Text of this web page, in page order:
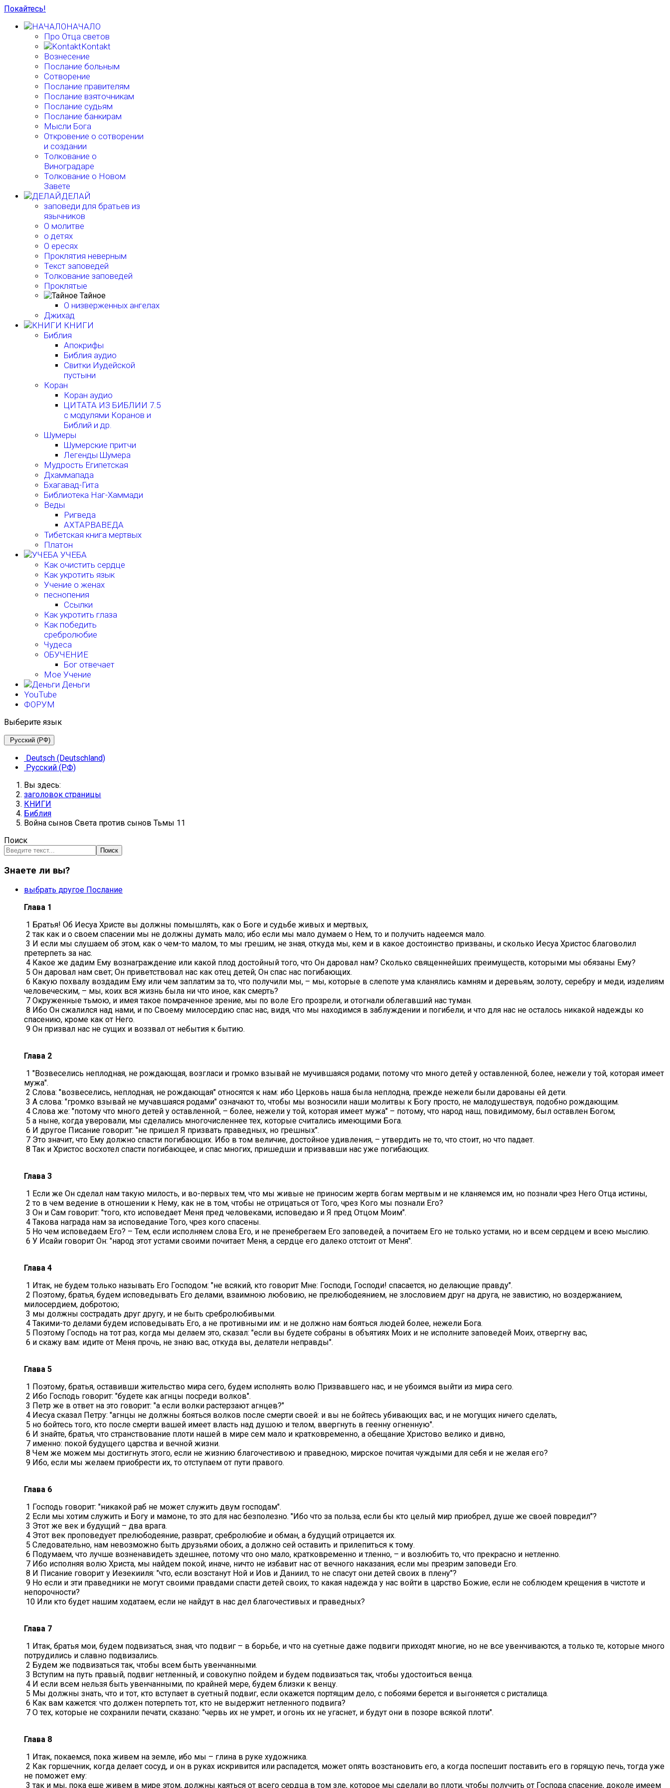
Покайтесь!
НАЧАЛО
Про Отца светов
Kontakt
Вознесение
Послание больным
Сотворение
Послание правителям
Послание взяточникам
Послание судьям
Послание банкирам
Мысли Бога
Откровение о сотворении
и создании
Толкование о
Виноградаре
Толкование о Новом
Завете
ДЕЛАЙ
заповеди для братьев из
язычников
О молитве
о детях
О ересях
Проклятия неверным
Текст заповедей
Толкование заповедей
Проклятые
Тайное
О низверженных ангелах
Джихад
КНИГИ
Библия
Апокрифы
Библия аудио
Свитки Иудейской
пустыни
Коран
Коран аудио
ЦИТАТА ИЗ БИБЛИИ 7.5
с модулями Коранов и
Библий и др.
Шумеры
Шумерские притчи
Легенды Шумера
Мудрость Египетская
Дхаммапада
Бхагавад-Гита
Библиотека Наг-Хаммади
Веды
Ригведа
АХТАРВАВЕДА
Тибетская книга мертвых
Платон
УЧЕБА
Как очистить сердце
Как укротить язык
Учение о женах
песнопения
Ссылки
Как укротить глаза
Как победить
сребролюбие
Чудеса
ОБУЧЕНИЕ
Бог отвечает
Мое Учение
Деньги
YouTube
ФОРУМ
Выберите язык
Русский (РФ)
Deutsch (Deutschland)
Русский (РФ)
Вы здесь:
заголовок страницы
КНИГИ
Библия
Война сынов Света против сынов Тьмы 11
Поиск
Поиск
Знаете ли вы?
выбрать другое Послание
Глава 1
1 Братья! Об Иесуа Христе вы должны помышлять, как о Боге и судьбе живых и мертвых,
2 так как и о своем спасении мы не должны думать мало; ибо если мы мало думаем о Нем, то и получить надеемся мало.
3 И если мы слушаем об этом, как о чем-то малом, то мы грешим, не зная, откуда мы, кем и в какое достоинство призваны, и сколько Иесуа Христос благоволил
претерпеть за нас.
4 Какое же дадим Ему вознаграждение или какой плод достойный того, что Он даровал нам? Сколько священнейших преимуществ, которыми мы обязаны Ему?
5 Он даровал нам свет; Он приветствовал нас как отец детей; Он спас нас погибающих.
6 Какую похвалу воздадим Ему или чем заплатим за то, что получили мы, – мы, которые в слепоте ума кланялись камням и деревьям, золоту, серебру и меди, изделиям
человеческим, – мы, коих вся жизнь была ни что иное, как смерть?
7 Окруженные тьмою, и имея такое помраченное зрение, мы по воле Его прозрели, и отогнали облегавший нас туман.
8 Ибо Он сжалился над нами, и по Своему милосердию спас нас, видя, что мы находимся в заблуждении и погибели, и что для нас не осталось никакой надежды ко
спасению, кроме как от Него.
9 Он призвал нас не сущих и воззвал от небытия к бытию.
Глава 2
1 "Возвеселись неплодная, не рождающая, возгласи и громко взывай не мучившаяся родами; потому что много детей у оставленной, более, нежели у той, которая имеет
мужа".
2 Слова: "возвеселись, неплодная, не рождающая" относятся к нам: ибо Церковь наша была неплодна, прежде нежели были дарованы ей дети.
3 А слова: "громко взывай не мучавшаяся родами" означают то, чтобы мы возносили наши молитвы к Богу просто, не малодушествуя, подобно рождающим.
4 Слова же: "потому что много детей у оставленной, – более, нежели у той, которая имеет мужа" – потому, что народ наш, повидимому, был оставлен Богом;
5 а ныне, когда уверовали, мы сделались многочисленнее тех, которые считались имеющими Бога.
6 И другое Писание говорит: "не пришел Я призвать праведных, но грешных".
7 Это значит, что Ему должно спасти погибающих. Ибо в том величие, достойное удивления, – утвердить не то, что стоит, но что падает.
8 Так и Христос восхотел спасти погибающее, и спас многих, пришедши и призвавши нас уже погибающих.
Глава 3
1 Если же Он сделал нам такую милость, и во-первых тем, что мы живые не приносим жертв богам мертвым и не кланяемся им, но познали чрез Него Отца истины,
2 то в чем ведение в отношении к Нему, как не в том, чтобы не отрицаться от Того, чрез Кого мы познали Его?
3 Он и Сам говорит: "того, кто исповедает Меня пред человеками, исповедаю и Я пред Отцом Моим".
4 Такова награда нам за исповедание Того, чрез кого спасены.
5 Но чем исповедаем Его? – Тем, если исполняем слова Его, и не пренебрегаем Его заповедей, а почитаем Его не только устами, но и всем сердцем и всею мыслию.
6 У Исайи говорит Он: "народ этот устами своими почитает Меня, а сердце его далеко отстоит от Меня".
Глава 4
1 Итак, не будем только называть Его Господом: "не всякий, кто говорит Мне: Господи, Господи! спасается, но делающие правду".
2 Поэтому, братья, будем исповедывать Его делами, взаимною любовию, не прелюбодеянием, не злословием друг на друга, не завистию, но воздержанием,
милосердием, добротою;
3 мы должны сострадать друг другу, и не быть сребролюбивыми.
4 Такими-то делами будем исповедывать Его, а не противными им: и не должно нам бояться людей более, нежели Бога.
5 Поэтому Господь на тот раз, когда мы делаем это, сказал: "если вы будете собраны в объятиях Моих и не исполните заповедей Моих, отвергну вас,
6 и скажу вам: идите от Меня прочь, не знаю вас, откуда вы, делатели неправды".
Глава 5
1 Поэтому, братья, оставивши жительство мира сего, будем исполнять волю Призвавшего нас, и не убоимся выйти из мира сего.
2 Ибо Господь говорит: "будете как агнцы посреди волков".
3 Петр же в ответ на это говорит: "а если волки растерзают агнцев?"
4 Иесуа сказал Петру: "агнцы не должны бояться волков после смерти своей: и вы не бойтесь убивающих вас, и не могущих ничего сделать,
5 но бойтесь того, кто после смерти вашей имеет власть над душою и телом, ввергнуть в геенну огненную".
6 И знайте, братья, что странствование плоти нашей в мире сем мало и кратковременно, а обещание Христово велико и дивно,
7 именно: покой будущего царства и вечной жизни.
8 Чем же можем мы достигнуть этого, если не жизнию благочестивою и праведною, мирское почитая чуждыми для себя и не желая его?
9 Ибо, если мы желаем приобрести их, то отступаем от пути правого.
Глава 6
1 Господь говорит: "никакой раб не может служить двум господам".
2 Если мы хотим служить и Богу и мамоне, то это для нас безполезно. "Ибо что за польза, если бы кто целый мир приобрел, душе же своей повредил"?
3 Этот же век и будущий – два врага.
4 Этот век проповедует прелюбодеяние, разврат, сребролюбие и обман, а будущий отрицается их.
5 Следовательно, нам невозможно быть друзьями обоих, а должно сей оставить и прилепиться к тому.
6 Подумаем, что лучше возненавидеть здешнее, потому что оно мало, кратковременно и тленно, – и возлюбить то, что прекрасно и нетленно.
7 Ибо исполняя волю Христа, мы найдем покой; иначе, ничто не избавит нас от вечного наказания, если мы презрим заповеди Его.
8 И Писание говорит у Иезекииля: "что, если возстанут Ной и Иов и Даниил, то не спасут они детей своих в плену"?
9 Но если и эти праведники не могут своими правдами спасти детей своих, то какая надежда у нас войти в царство Божие, если не соблюдем крещения в чистоте и
непорочности?
10 Или кто будет нашим ходатаем, если не найдут в нас дел благочестивых и праведных?
Глава 7
1 Итак, братья мои, будем подвизаться, зная, что подвиг – в борьбе, и что на суетные даже подвиги приходят многие, но не все увенчиваются, а только те, которые много
потрудились и славно подвизались.
2 Будем же подвизаться так, чтобы всем быть увенчанными.
3 Вступим на путь правый, подвиг нетленный, и совокупно пойдем и будем подвизаться так, чтобы удостоиться венца.
4 И если всем нельзя быть увенчанными, по крайней мере, будем близки к венцу.
5 Мы должны знать, что и тот, кто вступает в суетный подвиг, если окажется портящим дело, с побоями берется и выгоняется с ристалища.
6 Как вам кажется: что должен потерпеть тот, кто не выдержит нетленного подвига?
7 О тех, которые не сохранили печати, сказано: "червь их не умрет, и огонь их не угаснет, и будут они в позоре всякой плоти".
Глава 8
1 Итак, покаемся, пока живем на земле, ибо мы – глина в руке художника.
2 Как горшечник, когда делает сосуд, и он в руках искривится или распадется, может опять возстановить его, а когда поспешит поставить его в горящую печь, тогда уже
не поможет ему:
3 так и мы, пока еще живем в мире этом, должны каяться от всего сердца в том зле, которое мы сделали во плоти, чтобы получить от Господа спасение, доколе имеем